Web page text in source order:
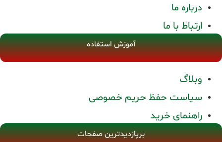
درباره ما
ارتباط با ما
آموزش استفاده
وبلاگ
سیاست حفظ حریم خصوصی
راهنمای خرید
برپازدیدترین صفحات